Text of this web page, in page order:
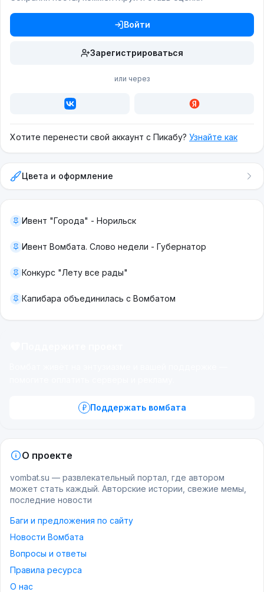
Войти
Зарегистрироваться
или через
Хотите перенести свой аккаунт с Пикабу? Узнайте как
Цвета и оформление
Ивент "Города" - Норильск
Ивент Вомбата. Слово недели - Губернатор
Конкурс "Лету все рады"
Капибара объединилась с Вомбатом
Поддержать вомбата
О проекте
vombat.su — развлекательный портал, где автором
может стать каждый. Авторские истории, свежие мемы,
последние новости
Баги и предложения по сайту
Новости Вомбата
Вопросы и ответы
Правила ресурса
О нас